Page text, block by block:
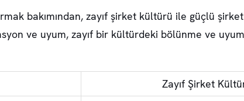
bakımından, zayıf şirket kültürü ile güçlü
ve uyum, zayıf bir kültürdeki bölünme ve
Zayıf Şirket